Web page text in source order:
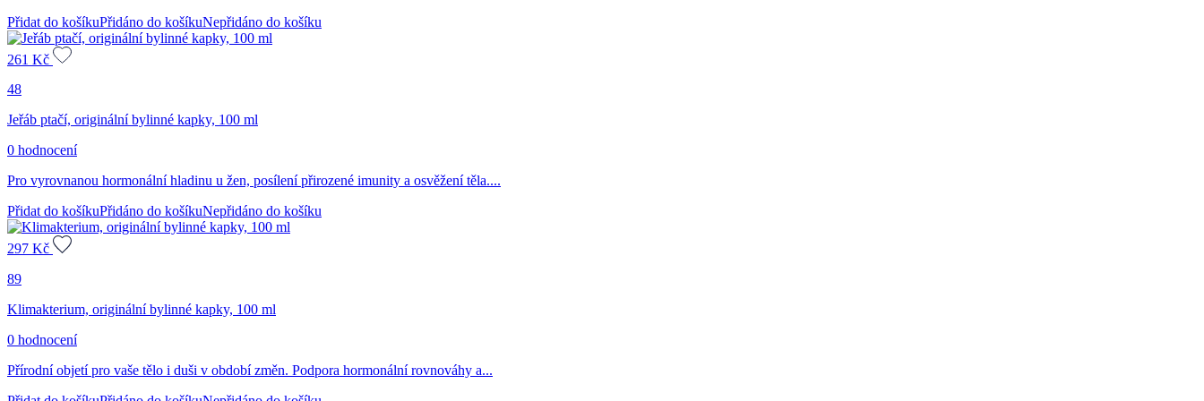
Přidat do košíkuPřidáno do košíkuNepřidáno do košíku
261 Kč
48
Jeřáb ptačí, originální bylinné kapky, 100 ml
0 hodnocení
Pro vyrovnanou hormonální hladinu u žen, posílení přirozené imunity a osvěžení těla....
Přidat do košíkuPřidáno do košíkuNepřidáno do košíku
297 Kč
89
Klimakterium, originální bylinné kapky, 100 ml
0 hodnocení
Přírodní objetí pro vaše tělo i duši v období změn. Podpora hormonální rovnováhy a...